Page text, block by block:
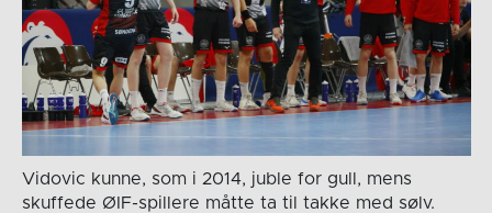
Vidovic kunne, som i 2014, juble for gull, mens
skuffede ØIF-spillere måtte ta til takke med sølv.